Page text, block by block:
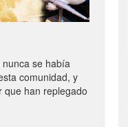
se había
comunidad, y
que han replegado